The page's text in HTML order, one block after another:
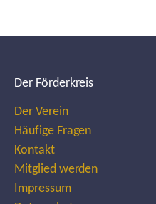
Der Förderkreis
Der Verein
Häufige Fragen
Kontakt
Mitglied werden
Impressum